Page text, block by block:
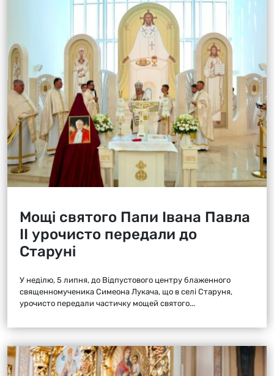
Мощі святого Папи Івана Павла
ІІ урочисто передали до
Старуні
У неділю, 5 липня, до Відпустового центру блаженного
священномученика Симеона Лукача, що в селі Старуня,
урочисто передали частичку мощей святого...